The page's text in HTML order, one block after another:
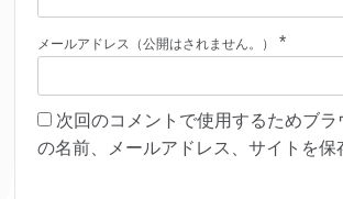
メールアドレス（公開はされません。） *
次回のコメントで使用するためブラ
の名前、メールアドレス、サイトを保